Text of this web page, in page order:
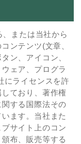
または当社から
ンテンツ(⽂章、
ン、アイコン、
ェア、プログラ
にライセンスを許
ており、著作権
する国際法その
ます。当社また
サイト上のコン
布、販売等する